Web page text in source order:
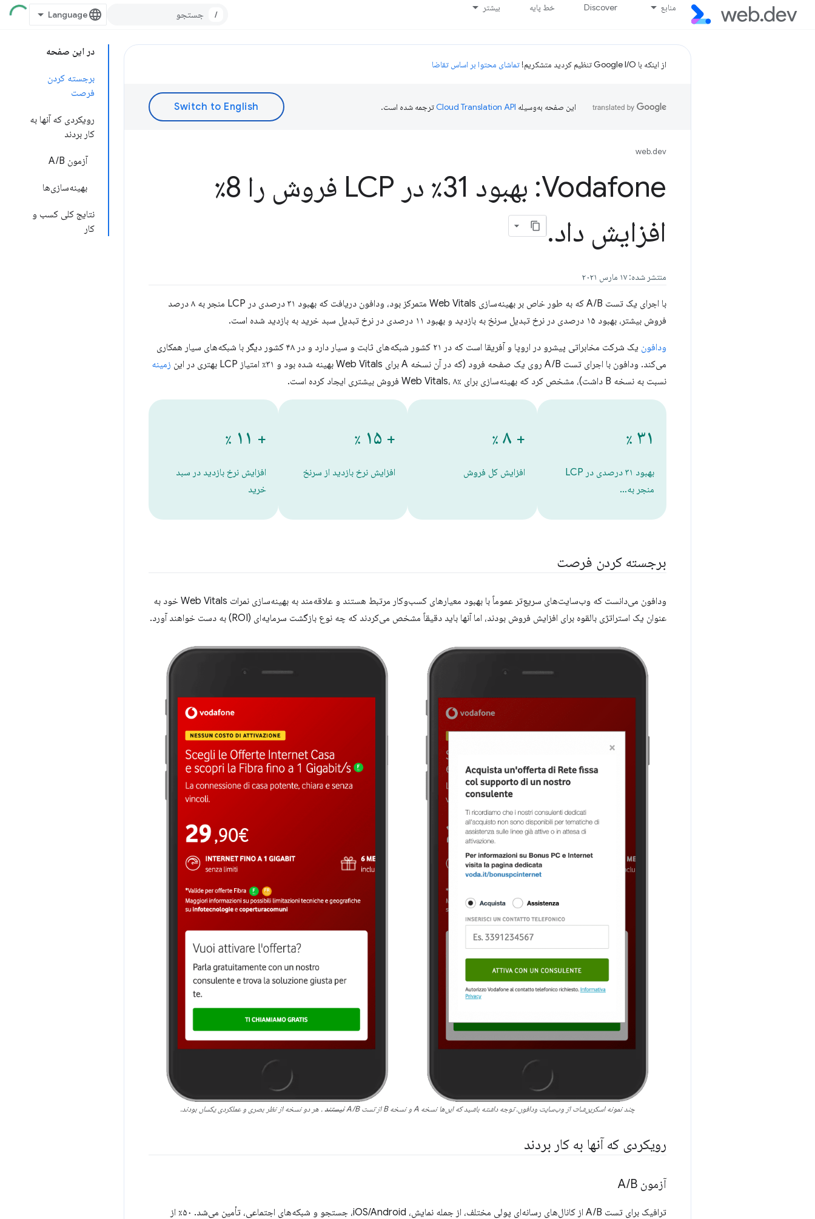
منابع Discover خط پایه بیشتر
/
در این صفحه
برجسته کردن
فرصت
رویکردی که آنها به
کار بردند
آزمون A/B
بهینه‌سازی‌ها
نتایج کلی کسب و
کار
از اینکه با Google I/O تنظیم کردید متشکریم! تماشای محتوا بر اساس تقاضا
این صفحه به‌وسیله ترجمه شده است.
web.dev
Vodafone: بهبود 31٪ در LCP فروش را 8٪
افزایش داد.
منتشر شده: ۱۷ مارس ۲۰۲۱
با اجرای یک تست A/B که به طور خاص بر بهینه‌سازی Web Vitals متمرکز بود، ودافون دریافت که بهبود ۳۱ درصدی در LCP منجر به ۸ درصد
فروش بیشتر، بهبود ۱۵ درصدی در نرخ تبدیل سرنخ به بازدید و بهبود ۱۱ درصدی در نرخ تبدیل سبد خرید به بازدید شده است.
ودافون
یک شرکت مخابراتی پیشرو در اروپا و آفریقا است که در ۲۱ کشور شبکه‌های ثابت و سیار دارد و در ۴۸ کشور دیگر با شبکه‌های سیار همکاری
می‌کند. ودافون با اجرای تست A/B روی یک صفحه فرود (که در آن نسخه A برای Web Vitals بهینه شده بود و ۳۱٪ امتیاز LCP بهتری در این
زمینه
نسبت به نسخه B داشت)، مشخص کرد که بهینه‌سازی برای Web Vitals، ۸٪ فروش بیشتری ایجاد کرده است.
۳۱ ٪
بهبود ۳۱ درصدی در LCP
منجر به…
+ ٪
افزایش کل فروش
+ ٪
افزایش نرخ بازدید از سرنخ
+ ٪
افزایش نرخ بازدید در سبد
خرید
برجسته کردن فرصت
ودافون می‌دانست که وب‌سایت‌های سریع‌تر عموماً با بهبود معیارهای کسب‌وکار مرتبط هستند و علاقه‌مند به بهینه‌سازی نمرات Web Vitals خود به
عنوان یک استراتژی بالقوه برای افزایش فروش بودند، اما آنها باید دقیقاً مشخص می‌کردند که چه نوع بازگشت سرمایه‌ای (ROI) به دست خواهند آورد.
چند نمونه اسکرین‌شات از وب‌سایت ودافون. توجه داشته باشید که این‌ها نسخه A و نسخه B از تست A/B نیستند. هر دو نسخه از نظر بصری و عملکردی یکسان بودند.
رویکردی که آنها به کار بردند
آزمون A /B
ترافیک برای تست A/B از کانال‌های رسانه‌ای پولی مختلف، از جمله نمایش، iOS/Android، جستجو و شبکه‌های اجتماعی، تأمین می‌شد. ۵۰٪ از